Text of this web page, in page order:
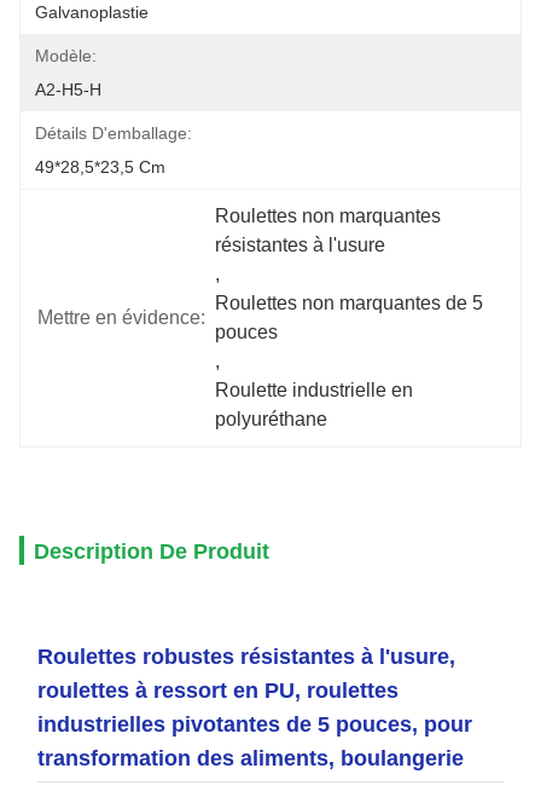
Galvanoplastie
Modèle:
A2-H5-H
Détails D'emballage:
49*28,5*23,5 Cm
Mettre en évidence:
Roulettes non marquantes
résistantes à l'usure
,
Roulettes non marquantes de 5
pouces
,
Roulette industrielle en
polyuréthane
Description De Produit
Roulettes robustes résistantes à l'usure,
roulettes à ressort en PU, roulettes
industrielles pivotantes de 5 pouces, pour
transformation des aliments, boulangerie